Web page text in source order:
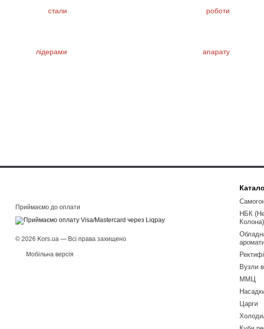
Приймаємо до оплати
© 2026 Kors.ua — Всі права захищено
Мобільна версія
НБК
Колона)
Вузли
ММЦ
Царги